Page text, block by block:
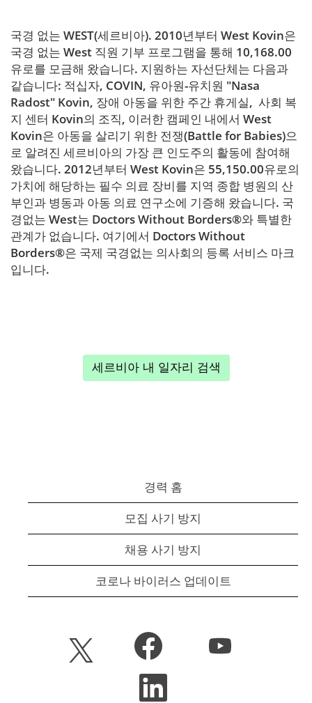
국경 없는 WEST(세르비아). 2010년부터 West Kovin은
국경 없는 West 직원 기부 프로그램을 통해 10,168.00
유로를 모금해 왔습니다. 지원하는 자선단체는 다음과
같습니다: 적십자, COVIN, 유아원-유치원 "Nasa
Radost" Kovin, 장애 아동을 위한 주간 휴게실, 사회 복
지 센터 Kovin의 조직, 이러한 캠페인 내에서 West
Kovin은 아동을 살리기 위한 전쟁(Battle for Babies)으
로 알려진 세르비아의 가장 큰 인도주의 활동에 참여해
왔습니다. 2012년부터 West Kovin은 55,150.00유로의
가치에 해당하는 필수 의료 장비를 지역 종합 병원의 산
부인과 병동과 아동 의료 연구소에 기증해 왔습니다. 국
경없는 West는 Doctors Without Borders®와 특별한
관계가 없습니다. 여기에서 Doctors Without
Borders®은 국제 국경없는 의사회의 등록 서비스 마크
입니다.
세르비아 내 일자리 검색
경력 홈
모집 사기 방지
채용 사기 방지
코로나 바이러스 업데이트
새
탭
에
새
탭
에
서
새
탭
에
새
탭